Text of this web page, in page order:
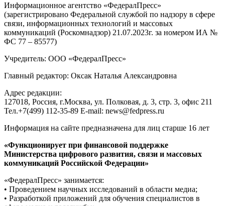
Информационное агентство «ФедералПресс»
(зарегистрировано Федеральной службой по надзору в сфере
связи, информационных технологий и массовых
коммуникаций (Роскомнадзор) 21.07.2023г. за номером ИА №
ФС 77 – 85577)
Учредитель: ООО «ФедералПресс»
Главный редактор: Оксак Наталья Александровна
Адрес редакции:
127018, Россия, г.Москва, ул. Полковая, д. 3, стр. 3, офис 211
Тел.+7(499) 112-35-89 E-mail: news@fedpress.ru
Информация на сайте предназначена для лиц старше 16 лет
«Функционирует при финансовой поддержке
Министерства цифрового развития, связи и массовых
коммуникаций Российской Федерации»
«ФедералПресс» занимается:
• Проведением научных исследований в области медиа;
• Разработкой приложений для обучения специалистов в